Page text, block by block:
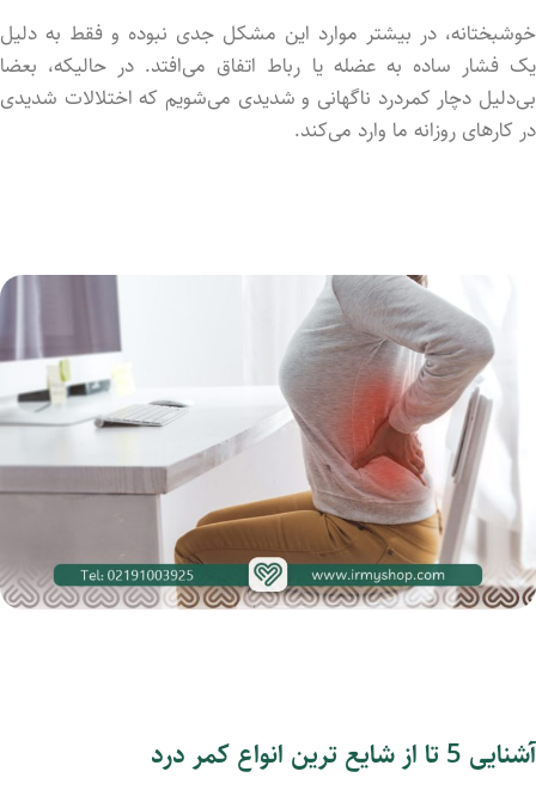
خوشبختانه، در بیشتر موارد این مشکل جدی نبود‌ه و فقط به دلیل
یک فشار ساده به عضله یا رباط اتفاق می‌افتد. در حالیکه، بعضا
بی‌دلیل دچار کمردرد ناگهانی و شدیدی می‌شویم که اختلالات شدیدی
در کارهای روزانه ما وارد می‌کند.
آشنایی 5 تا از شایع ترین انواع کمر درد